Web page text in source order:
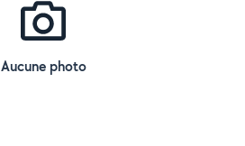
Aucune photo